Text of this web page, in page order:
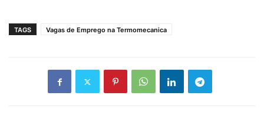
TAGS Vagas de Emprego na Termomecanica